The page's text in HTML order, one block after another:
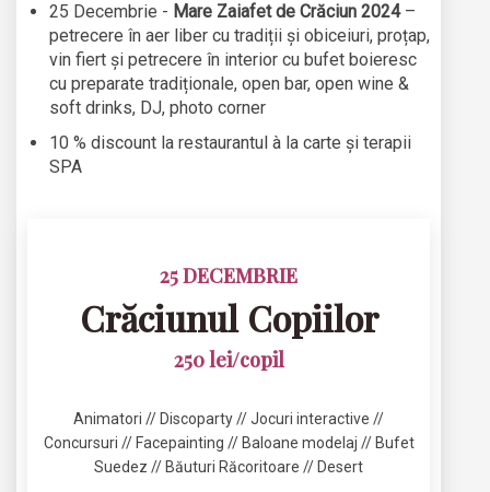
25 Decembrie - Mare Zaiafet de Crăciun 2024–
petrecere în aer liber cu tradiții și obiceiuri, proțap,
vin fiert și petrecere în interior cu bufet boieresc
cu preparate tradiționale, open bar, open wine &
soft drinks, DJ, photo corner
10 % discount la restaurantul à la carte și terapii
SPA
25 DECEMBRIE
Crăciunul Copiilor
250 lei/copil
Animatori // Discoparty // Jocuri interactive //
Concursuri // Facepainting // Baloane modelaj // Bufet
Suedez // Băuturi Răcoritoare // Desert